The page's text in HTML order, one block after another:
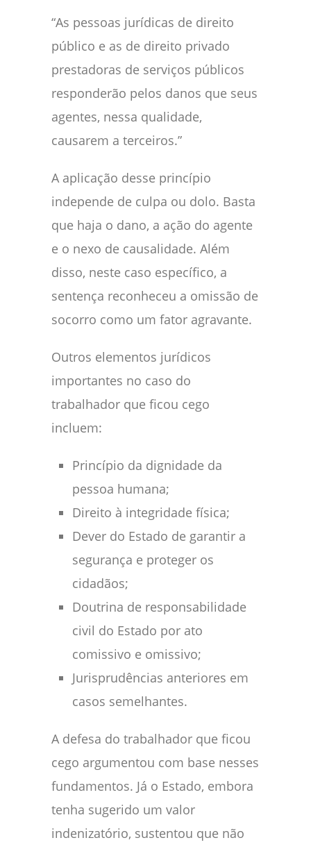
“As pessoas jurídicas de direito
público e as de direito privado
prestadoras de serviços públicos
responderão pelos danos que seus
agentes, nessa qualidade,
causarem a terceiros.”
A aplicação desse princípio
independe de culpa ou dolo. Basta
que haja o dano, a ação do agente
e o nexo de causalidade. Além
disso, neste caso específico, a
sentença reconheceu a omissão de
socorro como um fator agravante.
Outros elementos jurídicos
importantes no caso do
trabalhador que ficou cego
incluem:
Princípio da dignidade da
pessoa humana;
Direito à integridade física;
Dever do Estado de garantir a
segurança e proteger os
cidadãos;
Doutrina de responsabilidade
civil do Estado por ato
comissivo e omissivo;
Jurisprudências anteriores em
casos semelhantes.
A defesa do trabalhador que ficou
cego argumentou com base nesses
fundamentos. Já o Estado, embora
tenha sugerido um valor
indenizatório, sustentou que não